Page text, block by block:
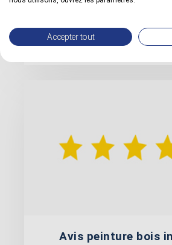
Avis du client publié le 01/03/
Avis peinture bois
Accepter tout